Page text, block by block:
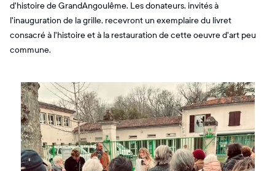
d'histoire de GrandAngoulême. Les donateurs, invités à
l'inauguration de la grille, recevront un exemplaire du livret
consacré à l'histoire et à la restauration de cette oeuvre d'art peu
commune.